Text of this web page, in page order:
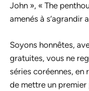
John », « The
amenés à s’agrandir
Soyons honnêtes,
gratuites, vous ne
séries coréennes,
de mettre un